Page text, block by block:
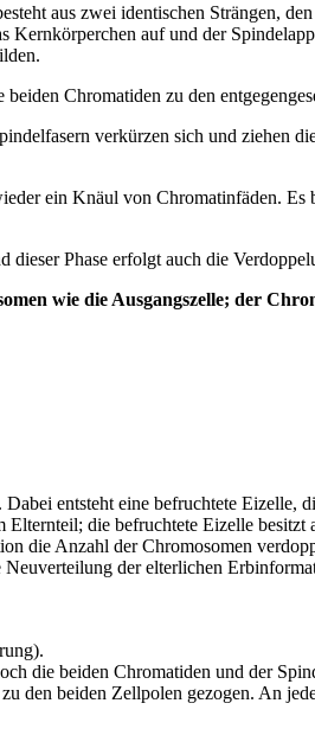
aus zwei identischen Strängen,
auf und der
Chromatiden zu den
verkürzen sich und ziehen
ein Knäul von Chromatinfäden.
Phase erfolgt auch die
wie die Ausgangszelle; der
entsteht eine befruchtete Eizelle,
die befruchtete Eizelle
die Anzahl der Chromosomen
der elterlichen
die beiden Chromatiden und der
den beiden Zellpolen gezogen. An